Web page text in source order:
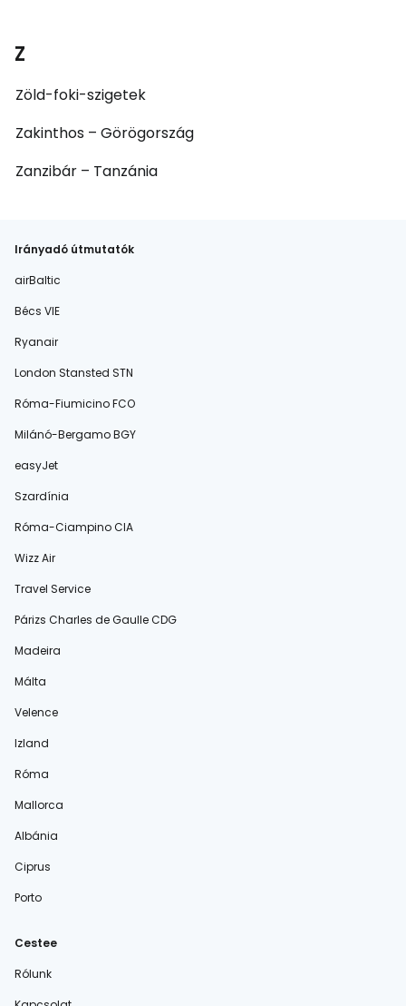
Z
Zöld-foki-szigetek
Zakinthos – Görögország
Zanzibár – Tanzánia
Irányadó útmutatók
airBaltic
Bécs VIE
Ryanair
London Stansted STN
Róma-Fiumicino FCO
Milánó-Bergamo BGY
easyJet
Szardínia
Róma-Ciampino CIA
Wizz Air
Travel Service
Párizs Charles de Gaulle CDG
Madeira
Málta
Velence
Izland
Róma
Mallorca
Albánia
Ciprus
Porto
Cestee
Rólunk